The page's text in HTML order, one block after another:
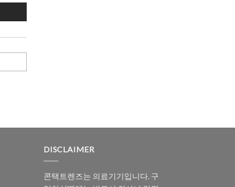
DISCLAIMER
콘택트렌즈는 의료기기입니다. 구